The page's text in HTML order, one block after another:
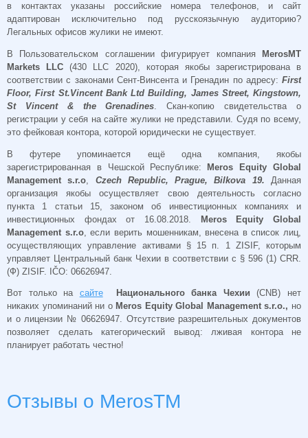
в контактах указаны российские номера телефонов, и сайт
адаптирован исключительно под русскоязычную аудиторию?
Легальных офисов жулики не имеют.
В Пользовательском соглашении фигурирует компания
MerosMT
Markets LLC (430 LLC 2020), которая якобы зарегистрирована в
соответствии с законами Сент-Винсента и Гренадин по адресу: First
Floor, First St.Vincent Bank Ltd Building, James Street, Kingstown,
St Vincent & the Grenadines . Скан-копию свидетельства о
регистрации у себя на сайте жулики не представили. Судя по всему,
это фейковая контора, которой юридически не существует.
В футере упоминается ещё одна компания, якобы
зарегистрированная в Чешской Республике: Meros Equity Global
Management s.r.o
Czech Republic, Prague, Bilkova 19. Данная
организация якобы осуществляет свою деятельность согласно
пункта 1 статьи 15, законом об инвестиционных компаниях и
инвестиционных фондах от 16.08.2018. Meros Equity Global
Management s.r.o, если верить мошенникам, внесена в список лиц,
осуществляющих управление активами § 15 п. 1 ZISIF, которым
управляет Центральный банк Чехии в соответствии с § 596 (1) CRR.
(Ф) ZISIF. IČO: 06626947.
Вот только на сайте Национального банка Чехии (CNB) нет
никаких упоминаний ни о Meros Equity Global Management s.r.o., но
и о лицензии № 06626947. Отсутствие разрешительных документов
позволяет сделать категорический вывод: лживая контора не
планирует работать честно!
Отзывы о MerosTM